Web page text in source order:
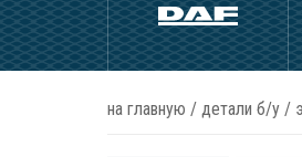
на главную / детали б/у /